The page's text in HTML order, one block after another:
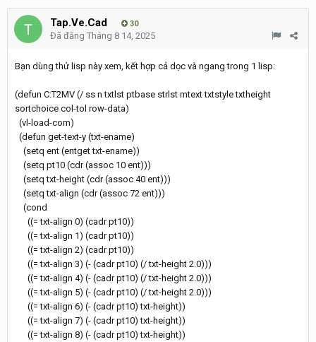
Tap.Ve.Cad 30
Đã đăng Tháng 8 14, 2025
Bạn dùng thử lisp này xem, kết hợp cả dọc và ngang trong 1 lisp:
(defun C:T2MV (/ ss n txtlst ptbase strlst mtext txtstyle txtheight
sortchoice col-tol row-data)
(vl-load-com)
(defun get-text-y (txt-ename)
(setq ent (entget txt-ename))
(setq pt10 (cdr (assoc 10 ent)))
(setq txt-height (cdr (assoc 40 ent)))
(setq txt-align (cdr (assoc 72 ent)))
(cond
((= txt-align 0) (cadr pt10))
((= txt-align 1) (cadr pt10))
((= txt-align 2) (cadr pt10))
((= txt-align 3) (- (cadr pt10) (/ txt-height 2.0)))
((= txt-align 4) (- (cadr pt10) (/ txt-height 2.0)))
((= txt-align 5) (- (cadr pt10) (/ txt-height 2.0)))
((= txt-align 6) (- (cadr pt10) txt-height))
((= txt-align 7) (- (cadr pt10) txt-height))
((= txt-align 8) (- (cadr pt10) txt-height))